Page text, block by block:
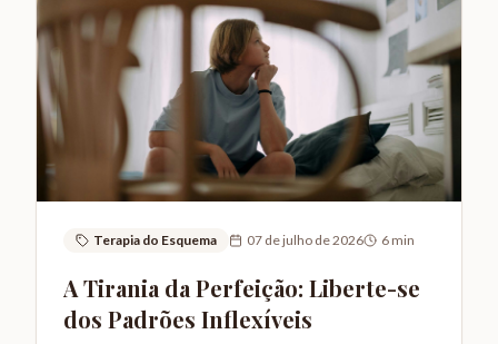
Terapia do Esquema 07 de julho de 2026 6min
A Tirania da Perfeição: Liberte-se
dos Padrões Inflexíveis